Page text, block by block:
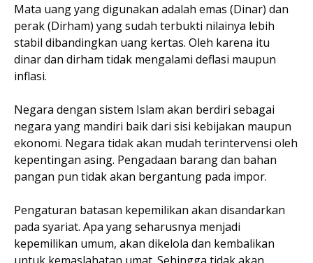
Mata uang yang digunakan adalah emas (Dinar) dan
perak (Dirham) yang sudah terbukti nilainya lebih
stabil dibandingkan uang kertas. Oleh karena itu
dinar dan dirham tidak mengalami deflasi maupun
inflasi.
Negara dengan sistem Islam akan berdiri sebagai
negara yang mandiri baik dari sisi kebijakan maupun
ekonomi. Negara tidak akan mudah terintervensi oleh
kepentingan asing. Pengadaan barang dan bahan
pangan pun tidak akan bergantung pada impor.
Pengaturan batasan kepemilikan akan disandarkan
pada syariat. Apa yang seharusnya menjadi
kepemilikan umum, akan dikelola dan kembalikan